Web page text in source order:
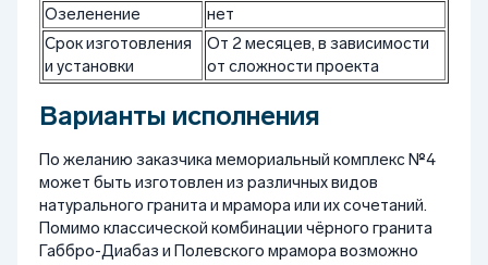
Озеленение
нет
Срок изготовления
и установки
От 2 месяцев, в зависимости
от сложности проекта
Варианты исполнения
По желанию заказчика мемориальный комплекс №4
может быть изготовлен из различных видов
натурального гранита и мрамора или их сочетаний.
Помимо классической комбинации чёрного гранита
Габбро-Диабаз и Полевского мрамора возможно